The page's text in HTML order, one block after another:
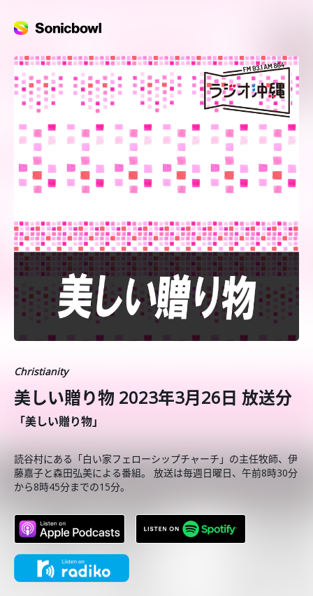
Christianity
美しい贈り物 2023年3月26日 放送分
「美しい贈り物」
読谷村にある「白い家フェローシップチャーチ」の主任牧師、伊
藤嘉子と森田弘美による番組。 放送は毎週日曜日、午前8時30分
から8時45分までの15分。